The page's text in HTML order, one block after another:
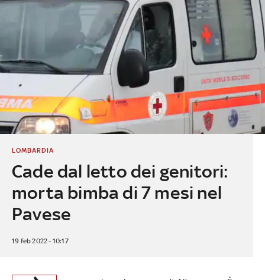
Cade dal letto dei genitori:
morta bimba di 7 mesi nel
Pavese
LOMBARDIA
19 feb 2022 - 10:17